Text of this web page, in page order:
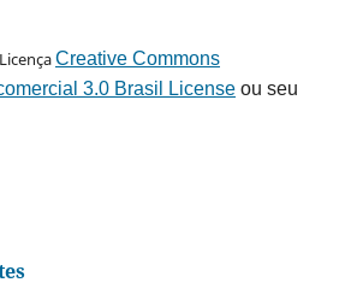
Creative Commons
3.0 Brasil Licenseou seu